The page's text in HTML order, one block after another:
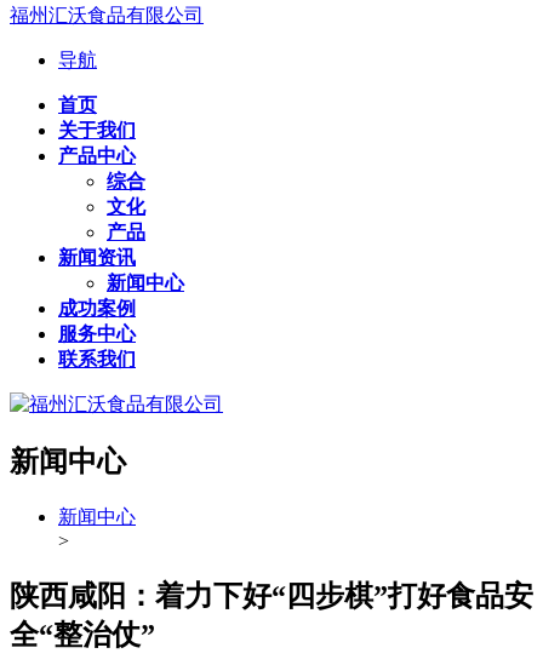
福州汇沃食品有限公司
导航
首页
关于我们
产品中心
综合
文化
产品
新闻资讯
新闻中心
成功案例
服务中心
联系我们
新闻中心
新闻中心
>
陕西咸阳：着力下好“四步棋”打好食品安
全“整治仗”